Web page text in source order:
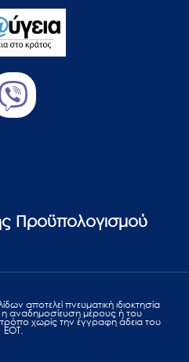
Προϋπολογισμού
αποτελεί πvευματική ιδιοκτησία
η αναδημοσίευση μέρους ή του
χωρίς την έγγραφη άδεια του
ΕΟΤ.